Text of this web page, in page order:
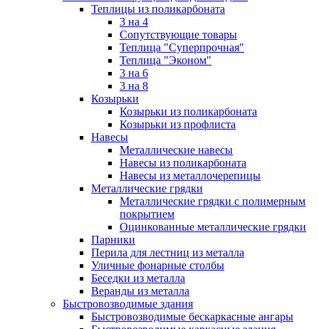
Теплицы из поликарбоната
3 на 4
Сопутствующие товары
Теплица "Суперпрочная"
Теплица "Эконом"
3 на 6
3 на 8
Козырьки
Козырьки из поликарбоната
Козырьки из профлиста
Навесы
Металлические навесы
Навесы из поликарбоната
Навесы из металлочерепицы
Металлические грядки
Металлические грядки с полимерным
покрытием
Оцинкованные металлические грядки
Парники
Перила для лестниц из металла
Уличные фонарные столбы
Беседки из металла
Веранды из металла
Быстровозводимые здания
Быстровозводимые бескаркасные ангары